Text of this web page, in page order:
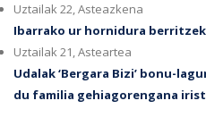
Uztailak 22, Asteazkena
Ibarrako ur hornidura
Uztailak 21, Asteartea
Udalak ‘Bergara Bizi’ bonu-
du familia gehiagorengana